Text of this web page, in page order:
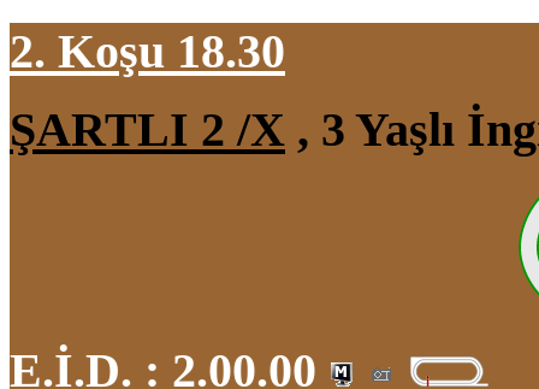
2. Koşu 18.30
ŞARTLI 2 /X , 3 Yaşlı
E.İ.D. : 2.00.00